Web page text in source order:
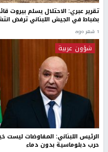
تقرير عبري: الاحتلال يسلم بيروت
بضباط في الجيش اللبناني ترفض
1 شهر ago
شؤون عربية
الرئيس اللبناني: المفاوضات ليست
حرب دبلوماسية بدون دماء